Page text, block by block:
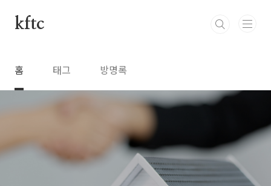
kftc
홈 태그 방명록